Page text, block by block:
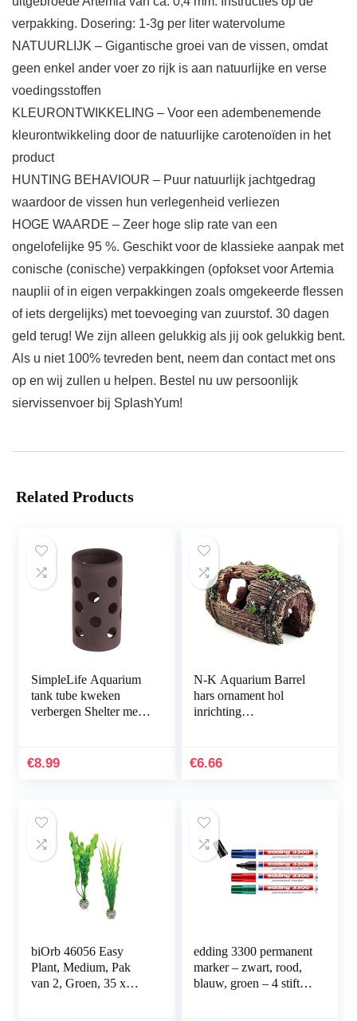
verpakking. Dosering: 1-3g per liter watervolume
NATUURLIJK – Gigantische groei van de vissen, omdat
geen enkel ander voer zo rijk is aan natuurlijke en verse
voedingsstoffen
KLEURONTWIKKELING – Voor een adembenemende
kleurontwikkeling door de natuurlijke carotenoïden in het
product
HUNTING BEHAVIOUR – Puur natuurlijk jachtgedrag
waardoor de vissen hun verlegenheid verliezen
HOGE WAARDE – Zeer hoge slip rate van een
ongelofelijke 95 %. Geschikt voor de klassieke aanpak met
conische (conische) verpakkingen (opfokset voor Artemia
nauplii of in eigen verpakkingen zoals omgekeerde flessen
of iets dergelijks) met toevoeging van zuurstof. 30 dagen
geld terug! We zijn alleen gelukkig als jij ook gelukkig bent.
Als u niet 100% tevreden bent, neem dan contact met ons
op en wij zullen u helpen. Bestel nu uw persoonlijk
siervissenvoer bij SplashYum!
Related Products
SimpleLife Aquarium
tank tube kweken
verbergen Shelter met
€8.99
N-K Aquarium Barrel
hars ornament hol
inrichting
nuttig en praktisch
€6.66
biOrb 46056 Easy
Plant, Medium, Pak
van 2, Groen, 35 x
edding 3300 permanent
marker – zwart, rood,
blauw, groen – 4 stiften